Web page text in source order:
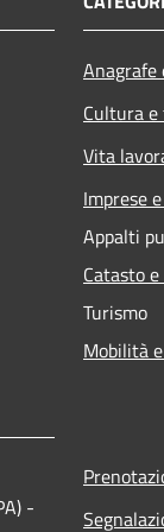
Cultura
Vita
Imprese
Appalti
Catasto
Turismo
Mobilità
-